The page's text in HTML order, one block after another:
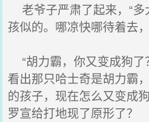
老爷子严肃了起来，“多
孩似的。哪凉快哪待着去
“胡力霸，你又变成狗了
看出那只哈士奇是胡力霸
的孩子，现在怎么又变成
罗宣给打地现了原形了？